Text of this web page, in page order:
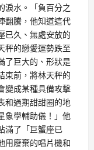
淚水。「負百分之
翻騰，他知道這代
已久、無處安放的
秤的戀愛運勢跌至
了巨大的、形狀是
束前，將林天秤的
變成某種具備攻擊
和過期甜甜圈的地
象學輔助儀！」他
滿了「巨蟹座已
用廢棄的唱片機和